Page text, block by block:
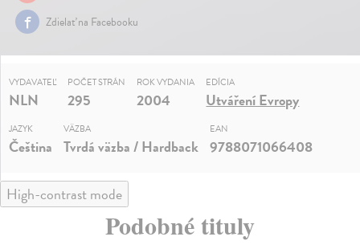
Zdielať na Facebooku
VYDAVATEĽ
NLN
POČET STRÁN
295
ROK VYDANIA
2004
EDÍCIA
Utváření Evropy
JAZYK
Čeština
VÄZBA
Tvrdá väzba / Hardback
EAN
9788071066408
High-contrast mode
Podobné tituly